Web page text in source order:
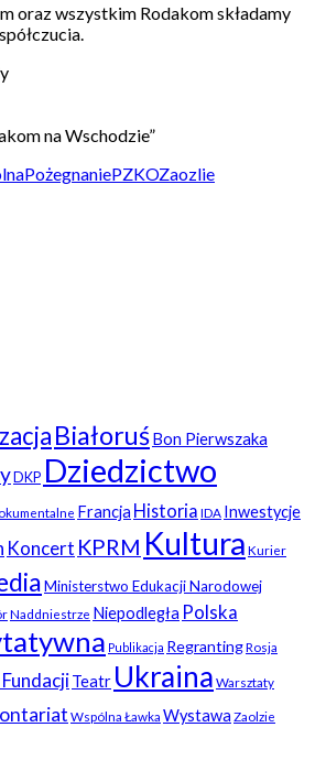
oraz wszystkim Rodakom składamy
na Wschodzie”
PożegnaniePZKOZaozlie
BiałoruśBon Pierwszaka
DKP Dziedzictwo
Francja Historia IDA Inwestycje
Koncert KPRM Kultura Kurier
Ministerstwo Edukacji Narodowej
Naddniestrze Niepodległa Polska
Publikacja RegrantingRosja
Teatr Ukraina Warsztaty
Wspólna Ławka Wystawa Zaolzie